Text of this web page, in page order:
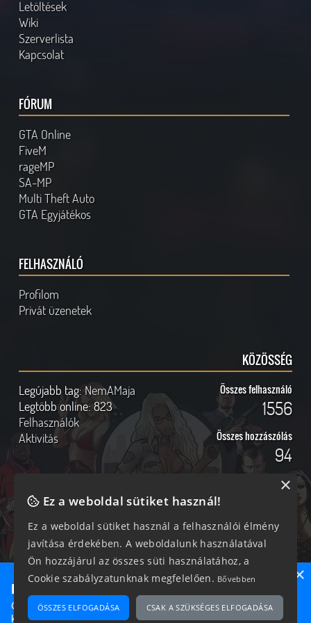
Letöltések
Wiki
Szerverlista
Kapcsolat
FÓRUM
GTA Online
FiveM
rageMP
SA-MP
Multi Theft Auto
GTA Egyjátékos
FELHASZNÁLÓ
Profilom
Privát üzenetek
KÖZÖSSÉG
Legújabb tag:NemAMaja
Legtöbb online:823
Felhasználók
Aktivitás
Összes felhasználó
1556
Összes hozzászólás
94
Online felhasználók
239 vendég, 0 tag
Kövess Minket!
2026 © Magyar GTA Közösség
Ne maradj le semmiről!
Csatlakozz most hozzánk, hogy megtudd, milyen egy igazi
közösséghez tartozni!
×
Ez a weboldal sütiket használ!
Ez a weboldal sütiket használ a felhasználói élmény
javítása érdekében. A weboldalunk használatával
Ön hozzájárul az összes süti használatához, a
Cookie szabályzatunknak megfelelően. Bővebben
ÖSSZES ELFOGADÁSA CSAK A SZÜKSÉGES ELFOGADÁSA
×